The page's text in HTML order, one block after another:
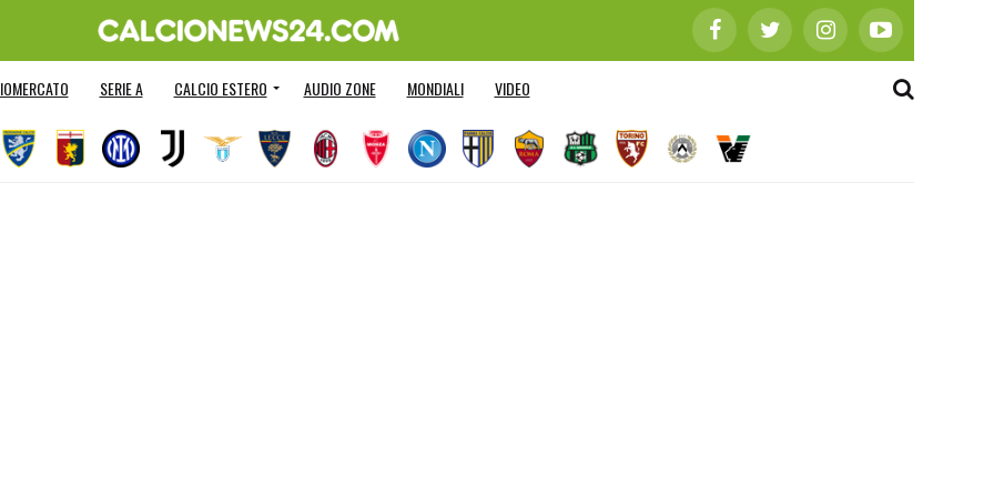
SERIE A CALCIO ESTERO AUDIO ZONE MONDIALI VIDEO